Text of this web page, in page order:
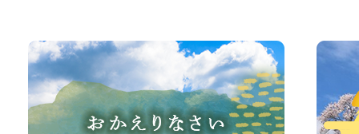
お
か
え
京
波